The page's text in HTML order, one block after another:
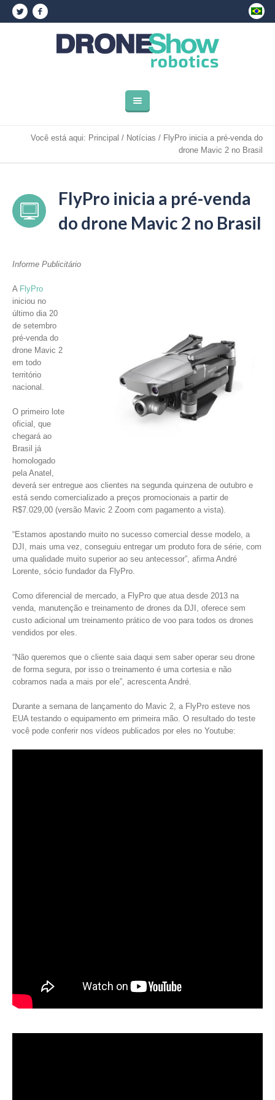
Você está aqui: Principal / Notícias / FlyPro inicia a pré-venda do
drone Mavic 2 no Brasil
FlyPro inicia a pré-venda
do drone Mavic 2 no Brasil
Informe Publicitário
A FlyPro
iniciou no
último dia 20
de setembro
pré-venda do
drone Mavic 2
em todo
território
nacional.
O primeiro lote
oficial, que
chegará ao
Brasil já
homologado
pela Anatel,
deverá ser entregue aos clientes na segunda quinzena de outubro e
está sendo comercializado a preços promocionais a partir de
R$7.029,00 (versão Mavic 2 Zoom com pagamento a vista).
“Estamos apostando muito no sucesso comercial desse modelo, a
DJI, mais uma vez, conseguiu entregar um produto fora de série, com
uma qualidade muito superior ao seu antecessor”, afirma André
Lorente, sócio fundador da FlyPro.
Como diferencial de mercado, a FlyPro que atua desde 2013 na
venda, manutenção e treinamento de drones da DJI, oferece sem
custo adicional um treinamento prático de voo para todos os drones
vendidos por eles.
“Não queremos que o cliente saia daqui sem saber operar seu drone
de forma segura, por isso o treinamento é uma cortesia e não
cobramos nada a mais por ele”, acrescenta André.
Durante a semana de lançamento do Mavic 2, a FlyPro esteve nos
EUA testando o equipamento em primeira mão. O resultado do teste
você pode conferir nos vídeos publicados por eles no Youtube: